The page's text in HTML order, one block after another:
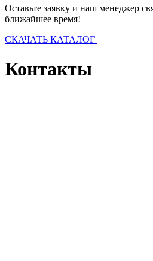
Оставьте заявку и наш менеджер
ближайшее время!
СКАЧАТЬ КАТАЛОГ
Контакты